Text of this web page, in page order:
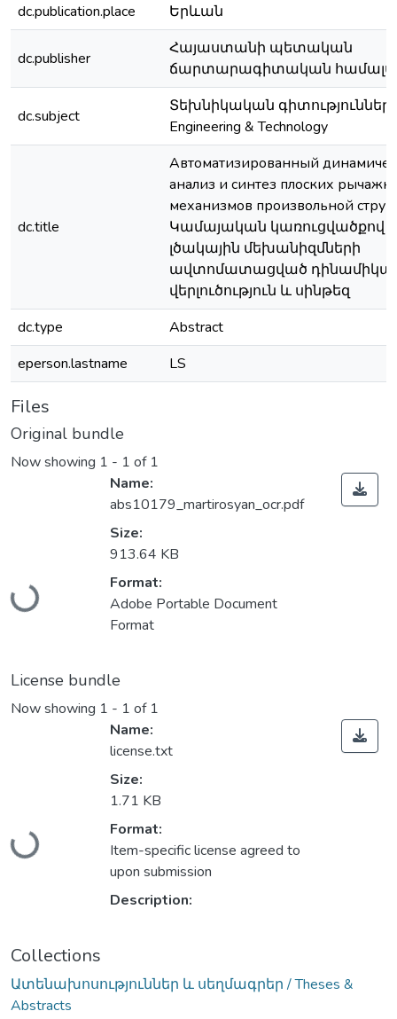
dc.publication.place
Երևան
dc.publisher
Հայաստանի պետական
ճարտարագիտական
dc.subject
Տեխնիկական գիտություններ
Engineering & Technology
dc.title
Автоматизированный
анализ и синтез плоских
механизмов произвольной
Կամայական կառուցվածքով
լծակային մեխանիզմների
ավտոմատացված
վերլուծություն և սինթեզ
dc.type
Abstract
eperson.lastname
LS
Files
Original bundle
Now showing 1 - 1 of 1
Loading...
Name:
abs10179_martirosyan_ocr.pdf
Size:
913.64 KB
Format:
Adobe Portable Document
Format
License bundle
Now showing 1 - 1 of 1
Loading...
Name:
license.txt
Size:
1.71 KB
Format:
Item-specific license agreed to
upon submission
Description:
Collections
Ատենախոսություններ և սեղմագրեր / Theses &
Abstracts